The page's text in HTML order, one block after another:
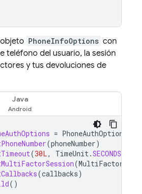
PhoneInfoOptions con
teléfono del usuario, la sesión
y tus devoluciones de
Java
= PhoneAuthOptions
(phoneNumber)
(30L, TimeUnit.SECONDS
(
(callbacks)
()